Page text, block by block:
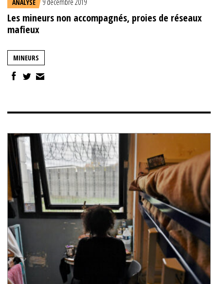
ANALYSE
Les mineurs non accompagnés, proies de réseaux
mafieux
MINEURS